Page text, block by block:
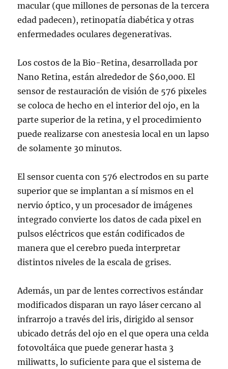
macular (que millones de personas de la tercera
edad padecen), retinopatía diabética y otras
enfermedades oculares degenerativas.
Los costos de la Bio-Retina, desarrollada por
Nano Retina, están alrededor de $60,000. El
sensor de restauración de visión de 576 pixeles
se coloca de hecho en el interior del ojo, en la
parte superior de la retina, y el procedimiento
puede realizarse con anestesia local en un lapso
de solamente 30 minutos.
El sensor cuenta con 576 electrodos en su parte
superior que se implantan a sí mismos en el
nervio óptico, y un procesador de imágenes
integrado convierte los datos de cada pixel en
pulsos eléctricos que están codificados de
manera que el cerebro pueda interpretar
distintos niveles de la escala de grises.
Además, un par de lentes correctivos estándar
modificados disparan un rayo láser cercano al
infrarrojo a través del iris, dirigido al sensor
ubicado detrás del ojo en el que opera una celda
fotovoltáica que puede generar hasta 3
miliwatts, lo suficiente para que el sistema de